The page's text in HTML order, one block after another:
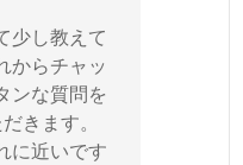
少し教えて
からチャッ
ンな質問を
きます。
に近いです